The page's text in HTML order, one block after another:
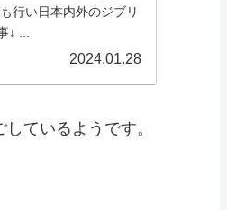
行い日本内外のジブリ
↓ ...
2024.01.28
しているようです。